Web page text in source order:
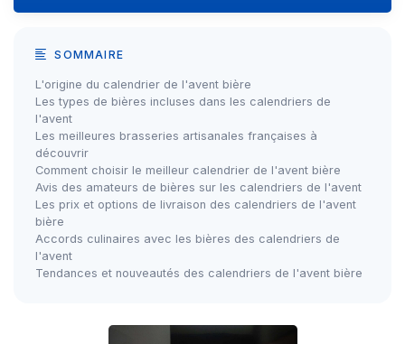
SOMMAIRE
L'origine du calendrier de l'avent bière
Les types de bières incluses dans les calendriers de
l'avent
Les meilleures brasseries artisanales françaises à
découvrir
Comment choisir le meilleur calendrier de l'avent bière
Avis des amateurs de bières sur les calendriers de l'avent
Les prix et options de livraison des calendriers de l'avent
bière
Accords culinaires avec les bières des calendriers de
l'avent
Tendances et nouveautés des calendriers de l'avent bière